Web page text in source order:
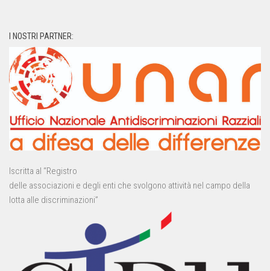
I NOSTRI PARTNER:
Iscritta al “Registro
delle associazioni e degli enti che svolgono attività nel campo della
lotta alle discriminazioni”